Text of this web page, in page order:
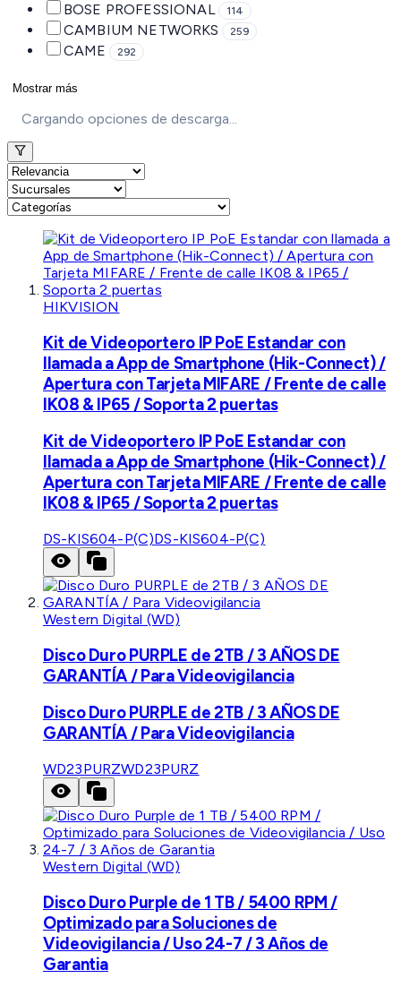
BOSE PROFESSIONAL 114
CAMBIUM NETWORKS 259
CAME 292
Mostrar más
Cargando opciones de descarga...
HIKVISION
Kit de Videoportero IP PoE Estandar con
llamada a App de Smartphone (Hik-Connect) /
Apertura con Tarjeta MIFARE / Frente de calle
IK08 & IP65 / Soporta 2 puertas
Kit de Videoportero IP PoE Estandar con
llamada a App de Smartphone (Hik-Connect) /
Apertura con Tarjeta MIFARE / Frente de calle
IK08 & IP65 / Soporta 2 puertas
DS-KIS604-P(C)DS-KIS604-P(C)
Western Digital (WD)
Disco Duro PURPLE de 2TB / 3 AÑOS DE
GARANTÍA / Para Videovigilancia
Disco Duro PURPLE de 2TB / 3 AÑOS DE
GARANTÍA / Para Videovigilancia
WD23PURZWD23PURZ
Western Digital (WD)
Disco Duro Purple de 1 TB / 5400 RPM /
Optimizado para Soluciones de
Videovigilancia / Uso 24-7 / 3 Años de
Garantia